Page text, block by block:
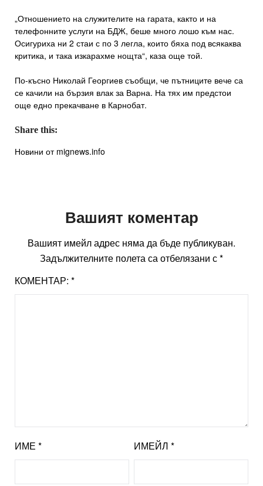
„Отношението на служителите на гарата, както и на
телефонните услуги на БДЖ, беше много лошо към нас.
Осигуриха ни 2 стаи с по 3 легла, които бяха под всякаква
критика, и така изкарахме нощта“, каза още той.
По-късно Николай Георгиев съобщи, че пътниците вече са
се качили на бързия влак за Варна. На тях им предстои
още едно прекачване в Карнобат.
Share this:
Новини от mignews.info
Вашият коментар
Вашият имейл адрес няма да бъде публикуван.
Задължителните полета са отбелязани с*
КОМЕНТАР: *
ИМЕ * ИМЕЙЛ *